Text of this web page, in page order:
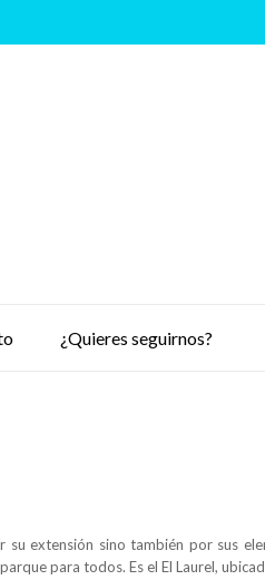
¿Quieres seguirnos?
extensión sino también por sus
para todos. Es el El Laurel,